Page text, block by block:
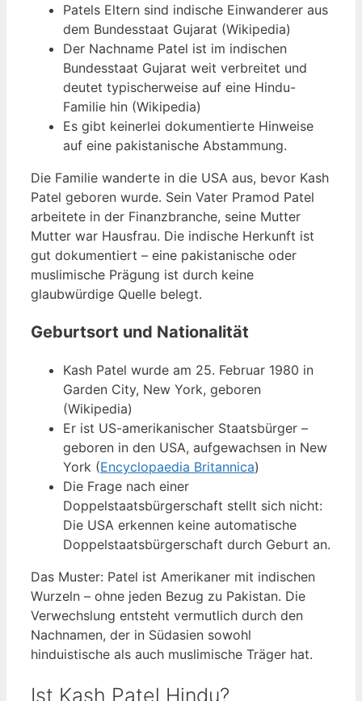
Patels Eltern sind indische Einwanderer aus
dem Bundesstaat Gujarat (Wikipedia)
Der Nachname Patel ist im indischen
Bundesstaat Gujarat weit verbreitet und
deutet typischerweise auf eine Hindu-
Familie hin (Wikipedia)
Es gibt keinerlei dokumentierte Hinweise
auf eine pakistanische Abstammung.
Die Familie wanderte in die USA aus, bevor Kash
Patel geboren wurde. Sein Vater Pramod Patel
arbeitete in der Finanzbranche, seine Mutter
Mutter war Hausfrau. Die indische Herkunft ist
gut dokumentiert – eine pakistanische oder
muslimische Prägung ist durch keine
glaubwürdige Quelle belegt.
Geburtsort und Nationalität
Kash Patel wurde am 25. Februar 1980 in
Garden City, New York, geboren
(Wikipedia)
Er ist US-amerikanischer Staatsbürger –
geboren in den USA, aufgewachsen in New
York (Encyclopaedia Britannica)
Die Frage nach einer
Doppelstaatsbürgerschaft stellt sich nicht:
Die USA erkennen keine automatische
Doppelstaatsbürgerschaft durch Geburt an.
Das Muster: Patel ist Amerikaner mit indischen
Wurzeln – ohne jeden Bezug zu Pakistan. Die
Verwechslung entsteht vermutlich durch den
Nachnamen, der in Südasien sowohl
hinduistische als auch muslimische Träger hat.
Ist Kash Patel Hindu?